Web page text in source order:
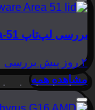
بررسی لپ‌تاپ Alienware Area-51؛ فضایی ۶۰۰۰ دلاری!
۲ روز پیش
بررسی
مشاهده همه